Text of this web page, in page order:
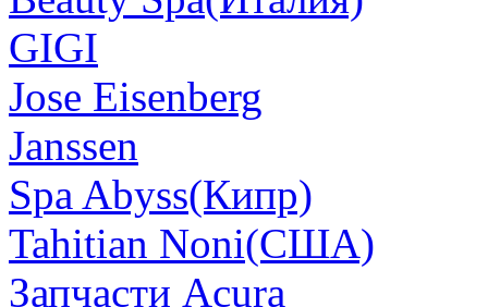
GIGI
Jose Eisenberg
Janssen
Spa Abyss(Кипр)
Tahitian Noni(США)
Запчасти Acura